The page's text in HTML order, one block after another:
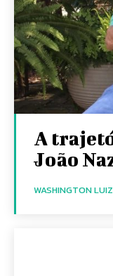
A
João
WASHINGTON LUIZ